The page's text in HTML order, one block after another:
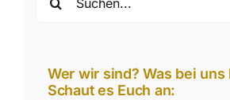
nach:
Wer wir sind? Was bei uns
Schaut es Euch an: